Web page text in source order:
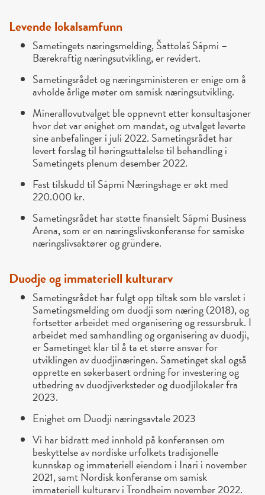
Levende lokalsamfunn
Sametingets næringsmelding, Šattolaš Sápmi –
Bærekraftig næringsutvikling, er revidert.
Sametingsrådet og næringsministeren er enige om å
avholde årlige møter om samisk næringsutvikling.
Minerallovutvalget ble oppnevnt etter konsultasjoner
hvor det var enighet om mandat, og utvalget leverte
sine anbefalinger i juli 2022. Sametingsrådet har
levert forslag til høringsuttalelse til behandling i
Sametingets plenum desember 2022.
Fast tilskudd til Sápmi Næringshage er økt med
220.000 kr.
Sametingsrådet har støtte finansielt Sápmi Business
Arena, som er en næringslivskonferanse for samiske
næringslivsaktører og gründere.
Duodje og immateriell kulturarv
Sametingsrådet har fulgt opp tiltak som ble varslet i
Sametingsmelding om duodji som næring (2018), og
fortsetter arbeidet med organisering og ressursbruk. I
arbeidet med samhandling og organisering av duodji,
er Sametinget klar til å ta et større ansvar for
utviklingen av duodjinæringen. Sametinget skal også
opprette en søkerbasert ordning for investering og
utbedring av duodjiverksteder og duodjilokaler fra
2023.
Enighet om Duodji næringsavtale 2023
Vi har bidratt med innhold på konferansen om
beskyttelse av nordiske urfolkets tradisjonelle
kunnskap og immateriell eiendom i Inari i november
2021, samt Nordisk konferanse om samisk
immateriell kulturarv i Trondheim november 2022.